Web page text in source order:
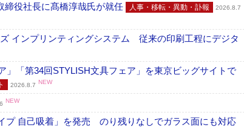
役社長に髙橋淳哉氏が就任 人事・移転・異動・訃報
2026.8.7
インプリンティングシステム 従来の印刷工程にデジタ
「第34回STYLISH文具フェア」を東京ビッグサイトで
2026.8.7 NEW
NEW
プ 自己吸着」を発売 のり残りなしでガラス面にも対応